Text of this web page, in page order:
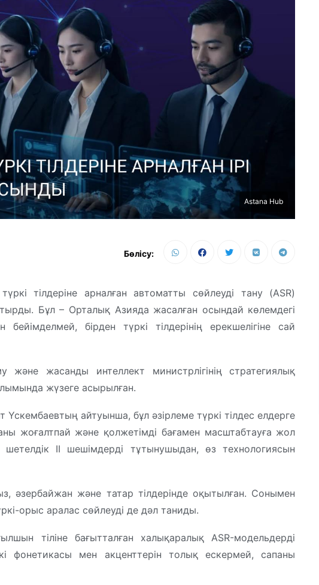
Astana Hub
Бөлісу:
тілдеріне арналған автоматты сөйлеуді тану (ASR)
Бұл – Орталық Азияда жасалған осындай көлемдегі
бірден түркі тілдерінің ерекшелігіне сай
жасанды интеллект министрлігінің стратегиялық
жүзеге асырылған.
айтуынша, бұл әзірлеме түркі тілдес елдерге
жоғалтпай және қолжетімді бағамен масштабтауға жол
ІІ шешімдерді тұтынушыдан, өз технологиясын
әзербайжан және татар тілдерінде оқытылған. Сонымен
орыс аралас сөйлеуді де дәл таниды.
тіліне бағытталған халықаралық ASR-модельдерді
фонетикасы мен акценттерін толық ескермей, сапаны